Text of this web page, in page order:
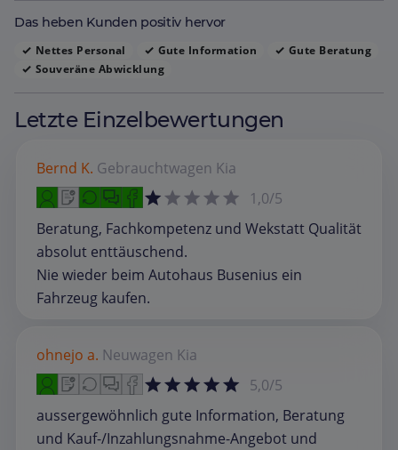
Das heben Kunden positiv hervor
Nettes Personal Gute Information
Gute Beratung
Souveräne Abwicklung
Letzte Einzelbewertungen
Bernd K. Gebrauchtwagen Kia
1,0/5
Beratung, Fachkompetenz und Wekstatt Qualität
absolut enttäuschend.
Nie wieder beim Autohaus Busenius ein
Fahrzeug kaufen.
ohnejo a. Neuwagen Kia
5,0/5
aussergewöhnlich gute Information, Beratung
und Kauf-/Inzahlungsnahme-Angebot und